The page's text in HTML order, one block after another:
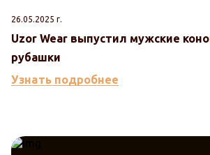
26.05.2025 г.
Uzor Wear выпустил мужские
рубашки
Узнать подробнее